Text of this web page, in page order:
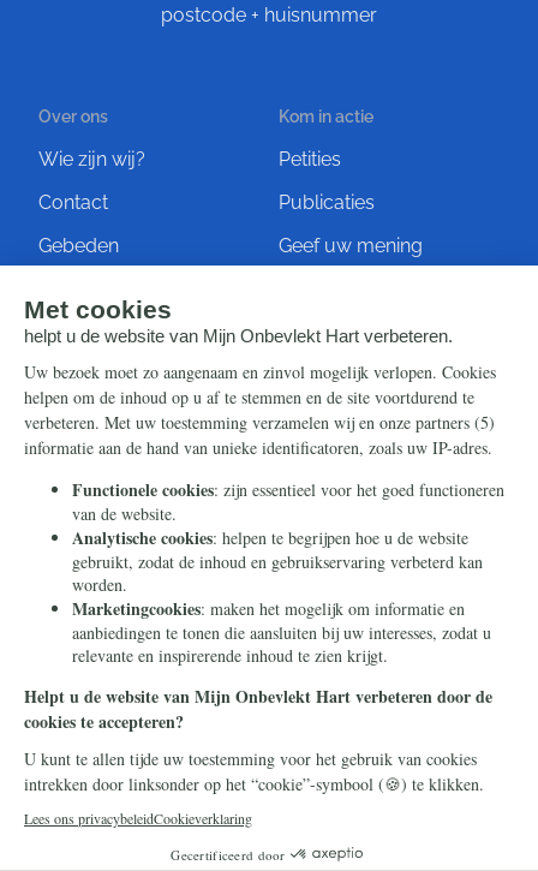
postcode + huisnummer
Over ons
Wie zijn wij?
Contact
Gebeden
Kom in actie
Petities
Publicaties
Geef uw mening
Steun ons
Nieuwsbrief
Eenmalig
Maandelijks
Periodiek
Nalaten
Zelf overschrijven
Info
Contact
Ontvang onze Telegram-
berichten
© 2026 Stichting Civitas Christiana
Cookieverklaring
Privacy